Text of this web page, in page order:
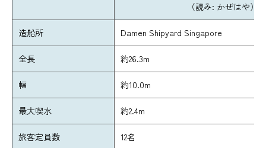
（読み: かぜはや）
造船所 Damen Shipyard Singapore
全長 約26.3m
幅 約10.0m
最大喫水 約2.4m
旅客定員数 12名